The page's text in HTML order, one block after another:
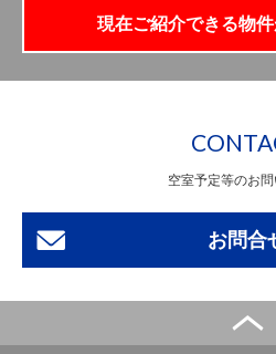
現在ご紹介できる物件
空室予定等のお
お問合